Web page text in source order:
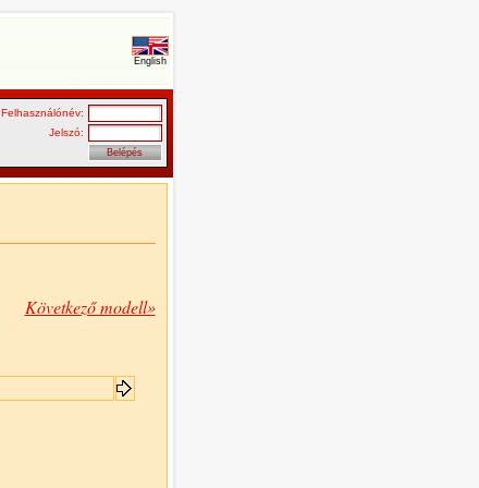
English
Felhasználónév:
Jelszó:
Következő modell»